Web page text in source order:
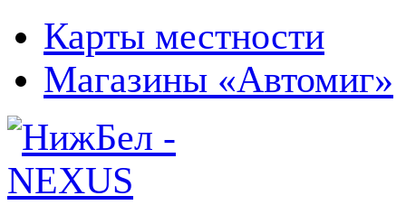
Карты местности
Магазины «Автомиг»